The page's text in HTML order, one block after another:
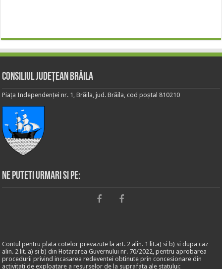
Consiliul Județean Brăila
Piața Independenței nr. 1, Brăila, jud. Brăila, cod poștal 810210
Ne puteti urmari si pe:
Contul pentru plata cotelor prevazute la art. 2 alin. 1 lit.a) si b) si dupa caz
alin. 2 lit. a) si b) din Hotararea Guvernului nr. 70/2022, pentru aprobarea
procedurii privind incasarea redeventei obtinute prin concesionare din
activitati de exploatare a resurselor de la suprafata ale statului: